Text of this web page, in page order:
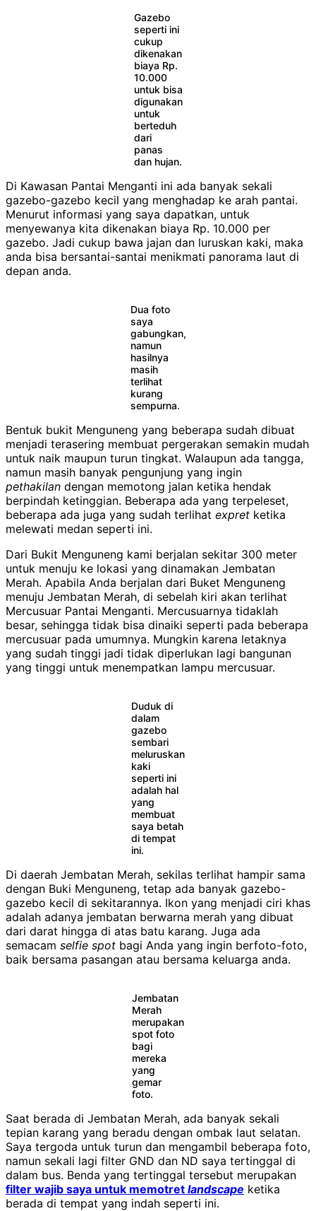
Gazebo
seperti ini
cukup
dikenakan
biaya Rp.
10.000
untuk bisa
digunakan
untuk
berteduh
dari
panas
dan hujan.
Di Kawasan Pantai Menganti ini ada banyak sekali
gazebo-gazebo kecil yang menghadap ke arah pantai.
Menurut informasi yang saya dapatkan, untuk
menyewanya kita dikenakan biaya Rp. 10.000 per
gazebo. Jadi cukup bawa jajan dan luruskan kaki, maka
anda bisa bersantai-santai menikmati panorama laut di
depan anda.
Dua foto
saya
gabungkan,
namun
hasilnya
masih
terlihat
kurang
sempurna.
Bentuk bukit Menguneng yang beberapa sudah dibuat
menjadi terasering membuat pergerakan semakin mudah
untuk naik maupun turun tingkat. Walaupun ada tangga,
namun masih banyak pengunjung yang ingin
pethakilan dengan memotong jalan ketika hendak
berpindah ketinggian. Beberapa ada yang terpeleset,
beberapa ada juga yang sudah terlihat expret ketika
melewati medan seperti ini.
Dari Bukit Menguneng kami berjalan sekitar 300 meter
untuk menuju ke lokasi yang dinamakan Jembatan
Merah. Apabila Anda berjalan dari Buket Menguneng
menuju Jembatan Merah, di sebelah kiri akan terlihat
Mercusuar Pantai Menganti. Mercusuarnya tidaklah
besar, sehingga tidak bisa dinaiki seperti pada beberapa
mercusuar pada umumnya. Mungkin karena letaknya
yang sudah tinggi jadi tidak diperlukan lagi bangunan
yang tinggi untuk menempatkan lampu mercusuar.
Duduk di
dalam
gazebo
sembari
meluruskan
kaki
seperti ini
adalah hal
yang
membuat
saya betah
di tempat
ini.
Di daerah Jembatan Merah, sekilas terlihat hampir sama
dengan Buki Menguneng, tetap ada banyak gazebo-
gazebo kecil di sekitarannya. Ikon yang menjadi ciri khas
adalah adanya jembatan berwarna merah yang dibuat
dari darat hingga di atas batu karang. Juga ada
semacam selfie spot bagi Anda yang ingin berfoto-foto,
baik bersama pasangan atau bersama keluarga anda.
Jembatan
Merah
merupakan
spot foto
bagi
mereka
yang
gemar
foto.
Saat berada di Jembatan Merah, ada banyak sekali
tepian karang yang beradu dengan ombak laut selatan.
Saya tergoda untuk turun dan mengambil beberapa foto,
namun sekali lagi filter GND dan ND saya tertinggal di
dalam bus. Benda yang tertinggal tersebut merupakan
filter wajib saya untuk memotret landscape ketika
berada di tempat yang indah seperti ini.